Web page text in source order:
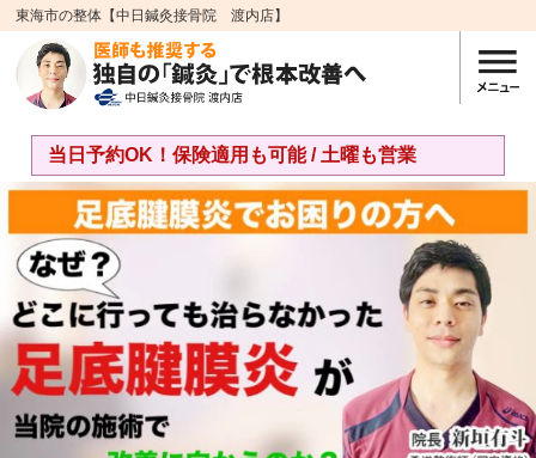
東海市の整体【中日鍼灸接骨院 渡内店】
当日予約OK！保険適用も可能 / 土曜も営業